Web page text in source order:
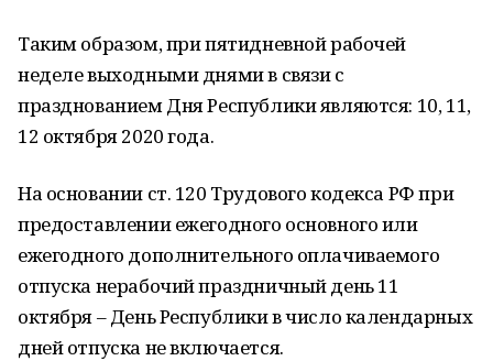
Таким образом, при пятидневной рабочей
неделе выходными днями в связи с
празднованием Дня Республики являются: 10, 11,
12 октября 2020 года.
На основании ст. 120 Трудового кодекса РФ при
предоставлении ежегодного основного или
ежегодного дополнительного оплачиваемого
отпуска нерабочий праздничный день 11
октября – День Республики в число календарных
дней отпуска не включается.